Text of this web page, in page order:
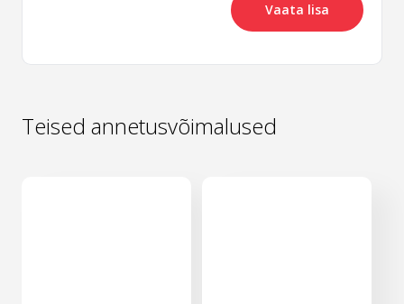
Vaata lisa
Teised annetusvõimalused